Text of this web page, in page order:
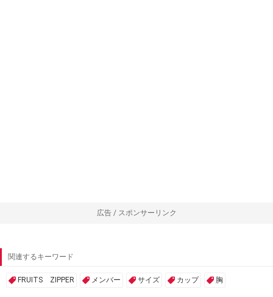
広告 / スポンサーリンク
関連するキーワード
FRUITS ZIPPER メンバー サイズ カップ 胸